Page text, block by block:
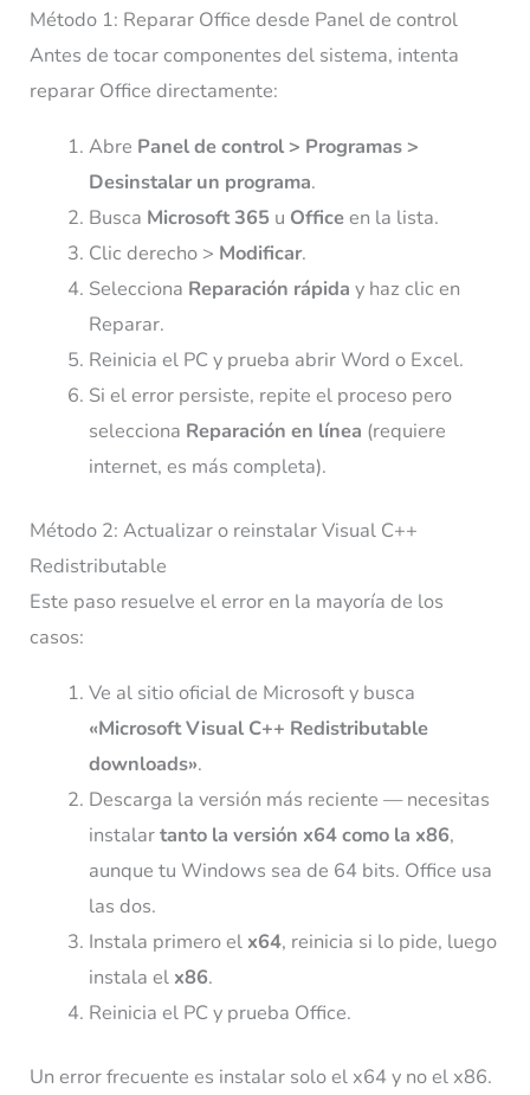
Método 1: Reparar Office desde Panel de control
Antes de tocar componentes del sistema, intenta
reparar Office directamente:
Abre Panel de control > Programas >
Desinstalar un programa.
Busca Microsoft 365 u Officeen la lista.
Clic derecho > Modificar.
Selecciona Reparación rápida y haz clic en
Reparar.
Reinicia el PC y prueba abrir Word o Excel.
Si el error persiste, repite el proceso pero
selecciona Reparación en línea (requiere
internet, es más completa).
Método 2: Actualizar o reinstalar Visual C++
Redistributable
Este paso resuelve el error en la mayoría de los
casos:
Ve al sitio oficial de Microsoft y busca
«Microsoft Visual C++ Redistributable
downloads».
Descarga la versión más reciente — necesitas
instalartanto la versión x64 como la x86,
aunque tu Windows sea de 64 bits. Office usa
las dos.
Instala primero el x64, reinicia si lo pide, luego
instala el x86.
Reinicia el PC y prueba Office.
Un error frecuente es instalar solo el x64 y no el x86.